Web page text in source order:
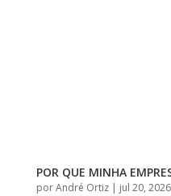
POR QUE MINHA
porAndré Ortiz| jul 20, 2026